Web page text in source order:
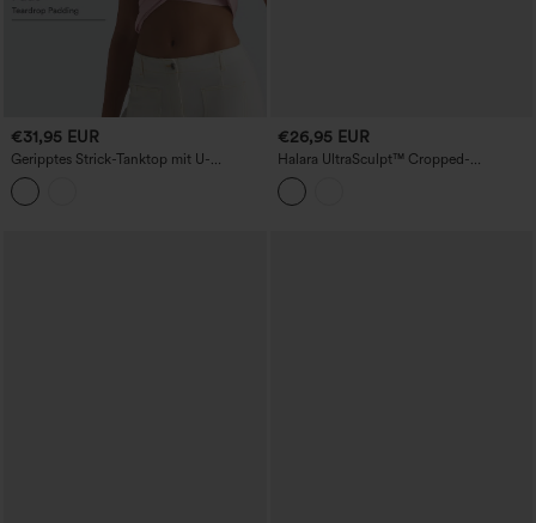
€31,95 EUR
Geripptes Strick-Tanktop mit U-
Ausschnitt und integriertem BH für
Tanz, Körbchengrößen B–E
€26,95 EUR
Halara UltraSculpt™ Cropped-
Trainings-Top mit V-Ausschnitt und
Racerback, mittlerer Halt